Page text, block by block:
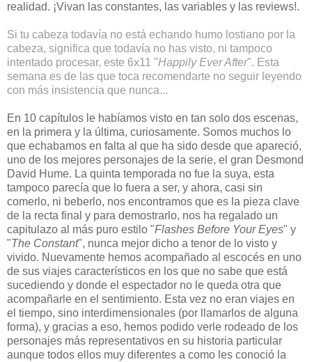
realidad. ¡Vivan las constantes, las variables y las reviews!.
Si tu cabeza todavía no está echando humo lostiano por la
cabeza, significa que todavía no has visto, ni tampoco
intentado procesar, este 6x11 "Happily Ever After". Esta
semana es de las que toca recomendarte no seguir leyendo
con más insistencia que nunca...
En 10 capítulos le habíamos visto en tan solo dos escenas,
en la primera y la última, curiosamente. Somos muchos lo
que echabamos en falta al que ha sido desde que apareció,
uno de los mejores personajes de la serie, el gran Desmond
David Hume. La quinta temporada no fue la suya, esta
tampoco parecía que lo fuera a ser, y ahora, casi sin
comerlo, ni beberlo, nos encontramos que es la pieza clave
de la recta final y para demostrarlo, nos ha regalado un
capitulazo al más puro estilo "Flashes Before Your Eyes" y
"The Constant", nunca mejor dicho a tenor de lo visto y
vivido. Nuevamente hemos acompañado al escocés en uno
de sus viajes característicos en los que no sabe que está
sucediendo y donde el espectador no le queda otra que
acompañarle en el sentimiento. Esta vez no eran viajes en
el tiempo, sino interdimensionales (por llamarlos de alguna
forma), y gracias a eso, hemos podido verle rodeado de los
personajes más representativos en su historia particular
aunque todos ellos muy diferentes a como les conoció la